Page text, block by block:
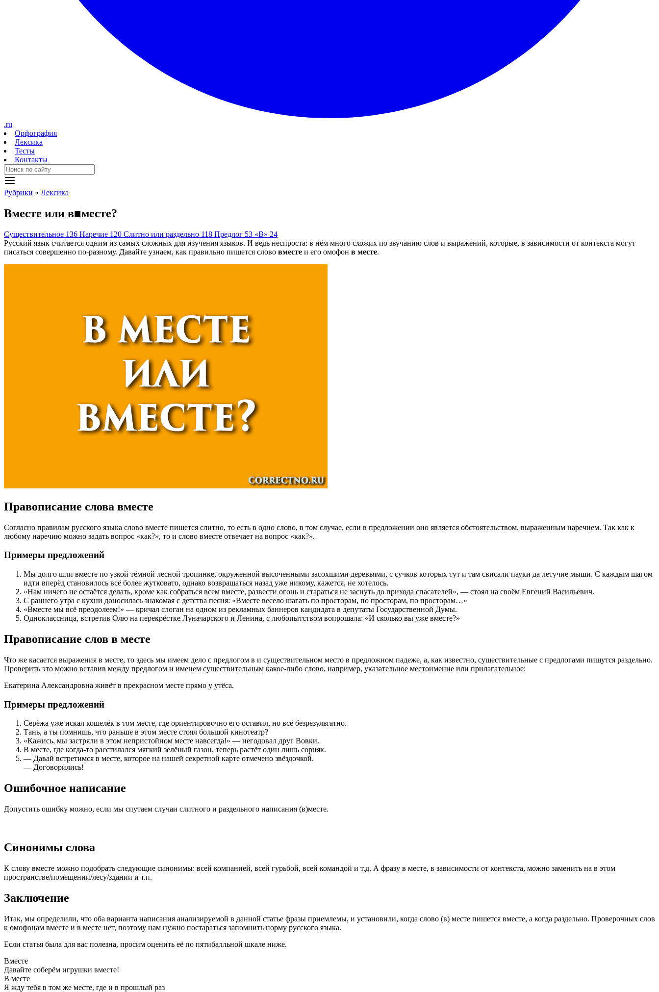
.ru
Орфография
Лексика
Тесты
Контакты
Рубрики » Лексика
Вместе или в■месте?
Существительное 136 Наречие 120 Слитно или раздельно 118 Предлог 53 «В» 24
Русский язык считается одним из самых сложных для изучения языков. И ведь неспроста: в нём много схожих по звучанию слов и выражений, которые, в зависимости от контекста могут
писаться совершенно по-разному. Давайте узнаем, как правильно пишется слово вместе и его омофон в месте.
Правописание слова вместе
Согласно правилам русского языка слово вместе пишется слитно, то есть в одно слово, в том случае, если в предложении оно является обстоятельством, выраженным наречием. Так как к
любому наречию можно задать вопрос «как?», то и слово вместе отвечает на вопрос «как?».
Примеры предложений
Мы долго шли вместе по узкой тёмной лесной тропинке, окруженной высоченными засохшими деревьями, с сучков которых тут и там свисали пауки да летучие мыши. С каждым шагом
идти вперёд становилось всё более жутковато, однако возвращаться назад уже никому, кажется, не хотелось.
«Нам ничего не остаётся делать, кроме как собраться всем вместе, развести огонь и стараться не заснуть до прихода спасателей», — стоял на своём Евгений Васильевич.
С раннего утра с кухни доносилась знакомая с детства песня: «Вместе весело шагать по просторам, по просторам, по просторам…»
«Вместе мы всё преодолеем!» — кричал слоган на одном из рекламных баннеров кандидата в депутаты Государственной Думы.
Одноклассница, встретив Олю на перекрёстке Луначарского и Ленина, с любопытством вопрошала: «И сколько вы уже вместе?»
Правописание слов в месте
Что же касается выражения в месте, то здесь мы имеем дело с предлогом в и существительном место в предложном падеже, а, как известно, существительные с предлогами пишутся раздельно.
Проверить это можно вставив между предлогом и именем существительным какое-либо слово, например, указательное местоимение или прилагательное:
Екатерина Александровна живёт в прекрасном месте прямо у утёса.
Примеры предложений
Серёжа уже искал кошелёк в том месте, где ориентировочно его оставил, но всё безрезультатно.
Тань, а ты помнишь, что раньше в этом месте стоял большой кинотеатр?
«Кажись, мы застряли в этом непристойном месте навсегда!» — негодовал друг Вовки.
В месте, где когда-то расстилался мягкий зелёный газон, теперь растёт один лишь сорняк.
— Давай встретимся в месте, которое на нашей секретной карте отмечено звёздочкой.
— Договорились!
Ошибочное написание
Допустить ошибку можно, если мы спутаем случаи слитного и раздельного написания (в)месте.
Синонимы слова
К слову вместе можно подобрать следующие синонимы: всей компанией, всей гурьбой, всей командой и т.д. А фразу в месте, в зависимости от контекста, можно заменить на в этом
пространстве/помещении/лесу/здании и т.п.
Заключение
Итак, мы определили, что оба варианта написания анализируемой в данной статье фразы приемлемы, и установили, когда слово (в) месте пишется вместе, а когда раздельно. Проверочных слов
к омофонам вместе и в месте нет, поэтому нам нужно постараться запомнить норму русского языка.
Если статья была для вас полезна, просим оценить её по пятибалльной шкале ниже.
Вместе
Давайте соберём игрушки вместе!
В месте
Я жду тебя в том же месте, где и в прошлый раз